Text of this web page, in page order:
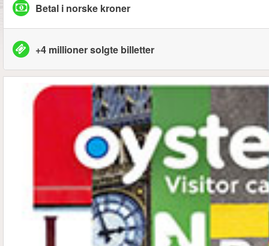
Betal i norske kroner
+4 millioner solgte billetter